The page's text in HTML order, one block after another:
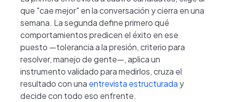
que "cae mejor" en la conversación y cierra en una
semana. La segunda define primero qué
comportamientos predicen el éxito en ese
puesto —tolerancia a la presión, criterio para
resolver, manejo de gente—, aplica un
instrumento validado para medirlos, cruza el
resultado con una entrevista estructurada y
decide con todo eso enfrente.